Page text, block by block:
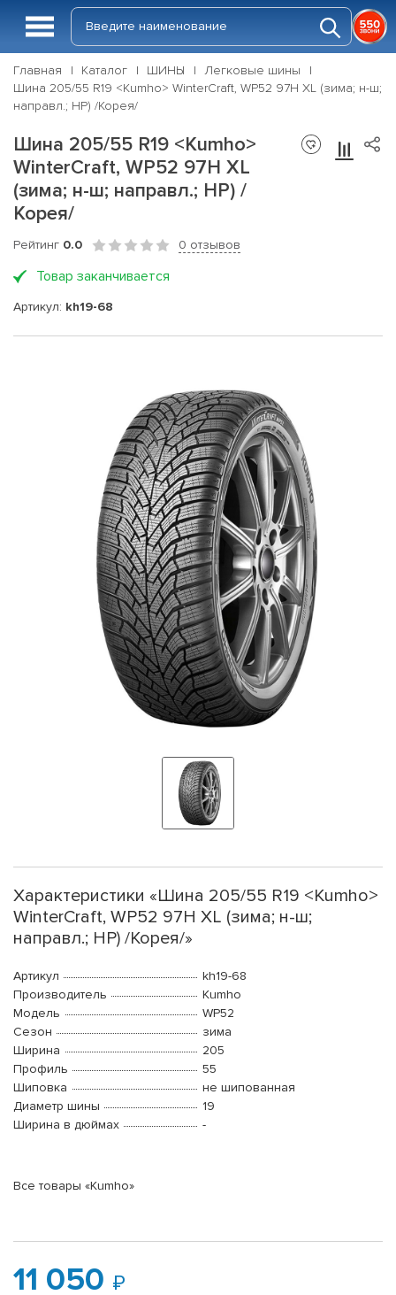
Главная Каталог ШИНЫ
Легковые шины
Шина 205/55 R19 <Kumho> WinterCraft, WP52 97H XL (зима; н-ш;
направл.; HP) /Корея/
Шина 205/55 R19 <Kumho>
WinterCraft, WP52 97H XL
(зима; н-ш; направл.; HP) /
Корея/
Рейтинг 0.0 0 отзывов
Товар заканчивается
Артикул: kh19-68
Характеристики «Шина 205/55 R19 <Kumho>
WinterCraft, WP52 97H XL (зима; н-ш;
направл.; HP) /Корея/»
Артикул
kh19-68
Производитель
Kumho
Модель
WP52
Сезон
зима
Ширина
205
Профиль
55
Шиповка
не шипованная
Диаметр шины
19
Ширина в дюймах
-
Все товары «Kumho»
11 050